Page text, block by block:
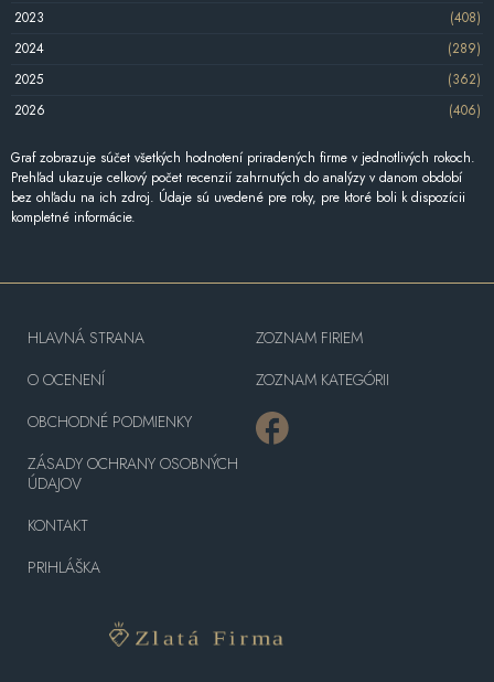
2023
(408)
2024
(289)
2025
(362)
2026
(406)
Graf zobrazuje súčet všetkých hodnotení priradených firme v jednotlivých rokoch.
Prehľad ukazuje celkový počet recenzií zahrnutých do analýzy v danom období
bez ohľadu na ich zdroj. Údaje sú uvedené pre roky, pre ktoré boli k dispozícii
kompletné informácie.
HLAVNÁ STRANA
O OCENENÍ
OBCHODNÉ PODMIENKY
ZÁSADY OCHRANY OSOBNÝCH
ÚDAJOV
KONTAKT
PRIHLÁŠKA
ZOZNAM FIRIEM
ZOZNAM KATEGÓRII